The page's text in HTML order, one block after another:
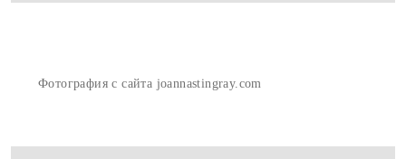
Фотография с сайта joannastingray.com